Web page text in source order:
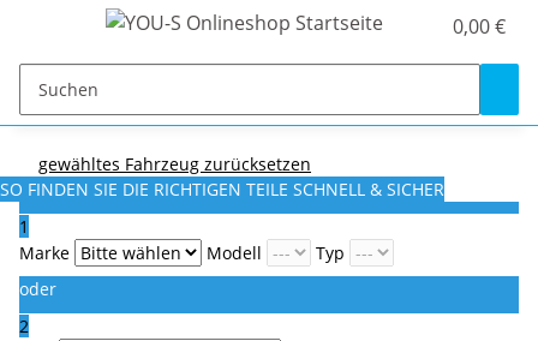
0,00 €
gewähltes Fahrzeug zurücksetzen
SO FINDEN SIE DIE RICHTIGEN TEILE SCHNELL & SICHER
1
Marke
Modell
Typ
oder
2